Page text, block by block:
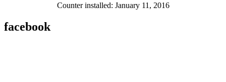
Counter installed: January 11, 2016
facebook